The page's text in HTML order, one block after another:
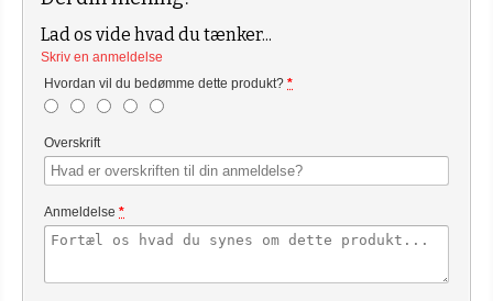
Lad os vide hvad du tænker...
Skriv en anmeldelse
Hvordan vil du bedømme dette produkt? *
Overskrift
Anmeldelse *